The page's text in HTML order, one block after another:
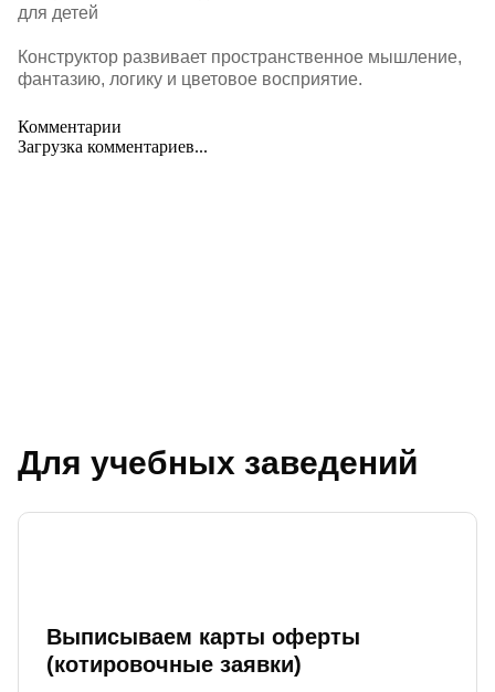
для детей
Конструктор развивает пространственное мышление,
фантазию, логику и цветовое восприятие.
Комментарии
Загрузка комментариев...
Для учебных заведений
Выписываем карты оферты
(котировочные заявки)